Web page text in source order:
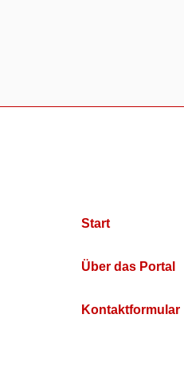
Start
Über das Portal
Kontaktformular